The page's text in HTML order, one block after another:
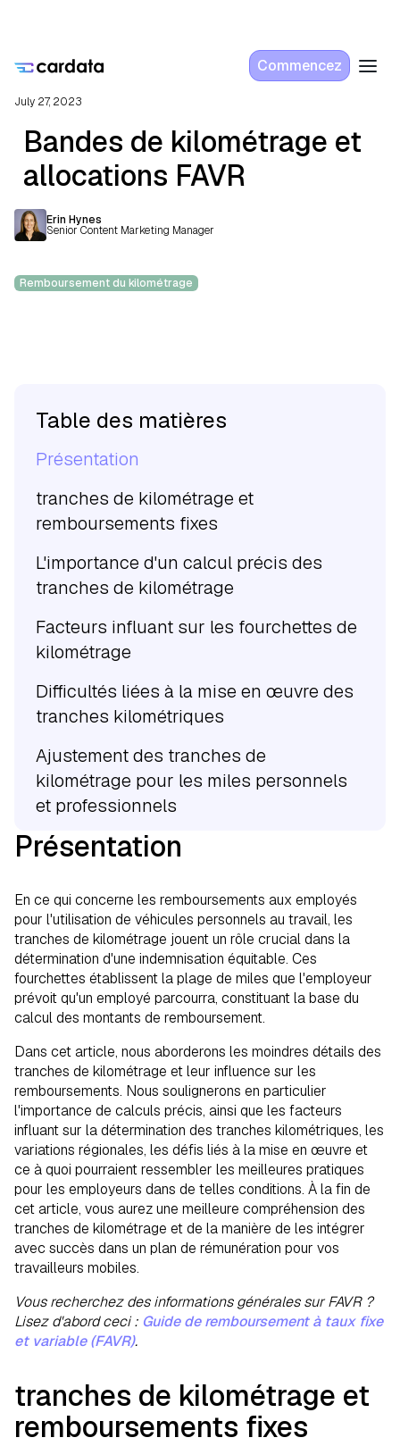
Commencez
July 27, 2023
Bandes de kilométrage et
allocations FAVR
Erin Hynes
Senior Content Marketing Manager
Remboursement du kilométrage
Table des matières
Présentation
tranches de kilométrage et
remboursements fixes
L'importance d'un calcul précis des
tranches de kilométrage
Facteurs influant sur les fourchettes de
kilométrage
Difficultés liées à la mise en œuvre des
tranches kilométriques
Ajustement des tranches de
kilométrage pour les miles personnels
et professionnels
Écarts régionaux dans les fourchettes
Bandes de kilométrage et contrôle des
coûts
Meilleures pratiques pour la
détermination des tranches de
kilométrage
Conclusion
Présentation
En ce qui concerne les remboursements aux employés
pour l'utilisation de véhicules personnels au travail, les
tranches de kilométrage jouent un rôle crucial dans la
détermination d'une indemnisation équitable. Ces
fourchettes établissent la plage de miles que l'employeur
prévoit qu'un employé parcourra, constituant la base du
calcul des montants de remboursement.
Dans cet article, nous aborderons les moindres détails des
tranches de kilométrage et leur influence sur les
remboursements. Nous soulignerons en particulier
l'importance de calculs précis, ainsi que les facteurs
influant sur la détermination des tranches kilométriques, les
variations régionales, les défis liés à la mise en œuvre et
ce à quoi pourraient ressembler les meilleures pratiques
pour les employeurs dans de telles conditions. À la fin de
cet article, vous aurez une meilleure compréhension des
tranches de kilométrage et de la manière de les intégrer
avec succès dans un plan de rémunération pour vos
travailleurs mobiles.
Vous recherchez des informations générales sur FAVR ?
Lisez d'abord ceci : Guide de remboursement à taux fixe
et variable (FAVR).
tranches de kilométrage et
remboursements fixes